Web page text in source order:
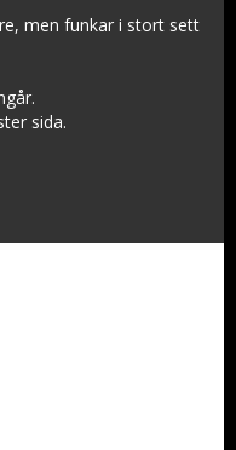
men funkar i stort sett
sida.